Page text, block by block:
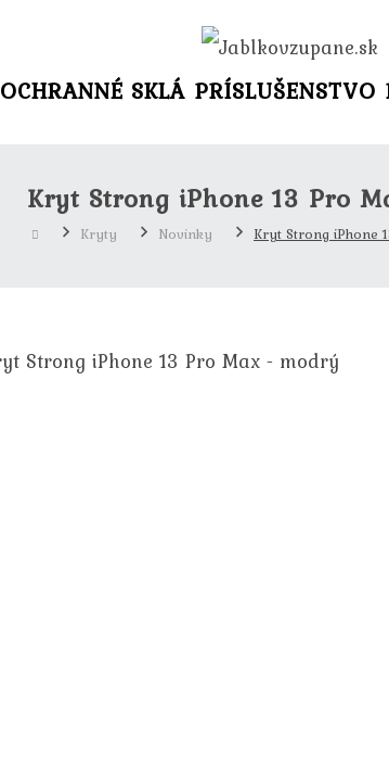
OCHRANNÉ SKLÁ PRÍSLUŠENSTVO
Kryt Strong iPhone 13 Pro
Kryty Novinky Kryt Strong iPhone